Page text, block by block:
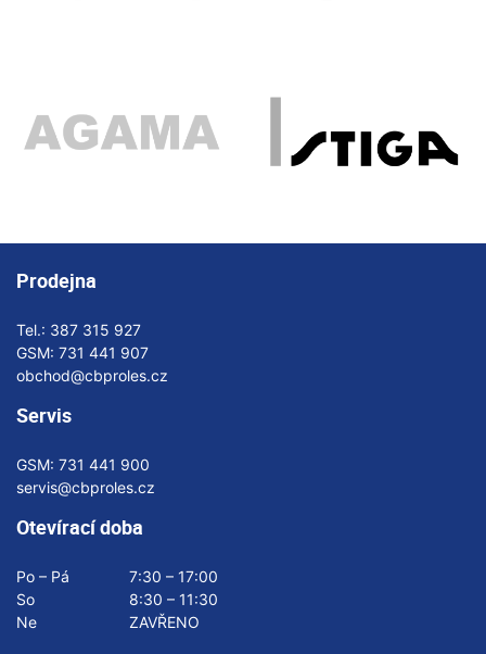
Prodejna
Tel.: 387 315 927
GSM: 731 441 907
obchod@cbproles.cz
Servis
GSM: 731 441 900
servis@cbproles.cz
Otevírací doba
Po – Pá
7:30 – 17:00
So
8:30 – 11:30
Ne
ZAVŘENO